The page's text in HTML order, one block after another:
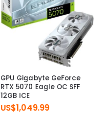
GPU Gigabyte GeForce
RTX 5070 Eagle OC SFF
12GB ICE
US$1,049.99